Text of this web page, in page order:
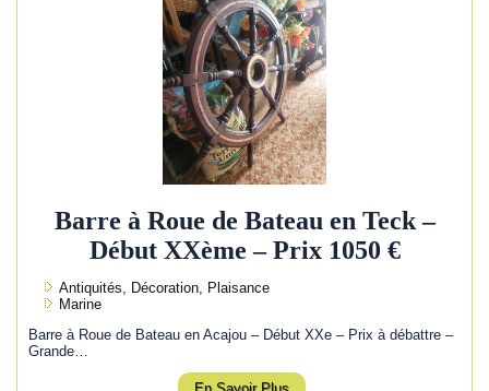
Barre à Roue de Bateau en Teck –
Début XXème – Prix 1050 €
Antiquités, Décoration, Plaisance
Marine
Barre à Roue de Bateau en Acajou – Début XXe – Prix à débattre –
Grande…